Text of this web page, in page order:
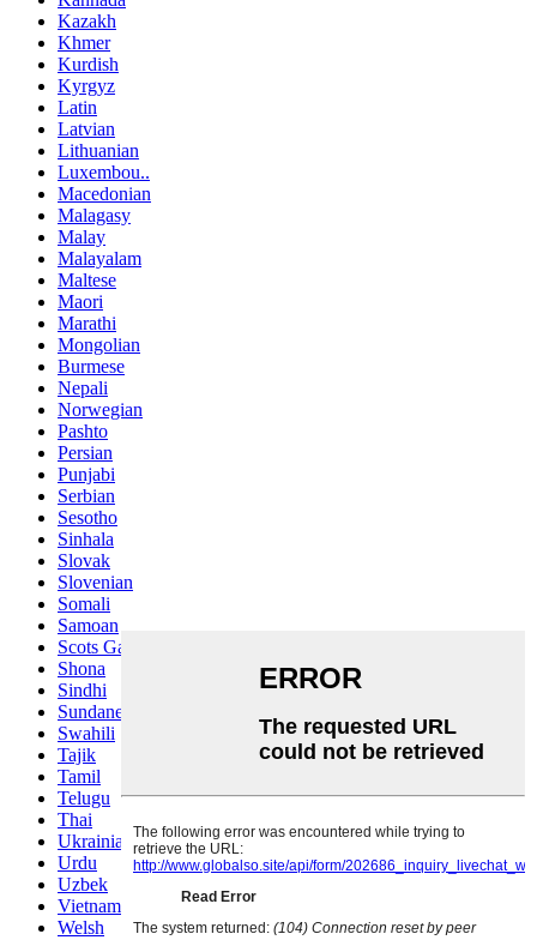
Kazakh
Khmer
Kurdish
Kyrgyz
Latin
Latvian
Lithuanian
Luxembou..
Macedonian
Malagasy
Malay
Malayalam
Maltese
Maori
Marathi
Mongolian
Burmese
Nepali
Norwegian
Pashto
Persian
Punjabi
Serbian
Sesotho
Sinhala
Slovak
Slovenian
Somali
Samoan
Scots Gaelic
Shona
Sindhi
Sundanese
Swahili
Tajik
Tamil
Telugu
Thai
Ukrainian
Urdu
Uzbek
Vietnamese
Welsh